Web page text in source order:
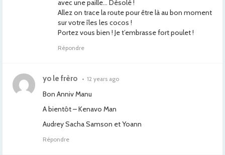
avec une paille… Désolé !
Allez on trace la route pour être là au bon moment
sur votre îles les cocos !
Portez vous bien ! Je t’embrasse fort poulet !
Répondre
yo le frèro • 12 years ago
Bon Anniv Manu
A bientôt – Kenavo Man
Audrey Sacha Samson et Yoann
Répondre